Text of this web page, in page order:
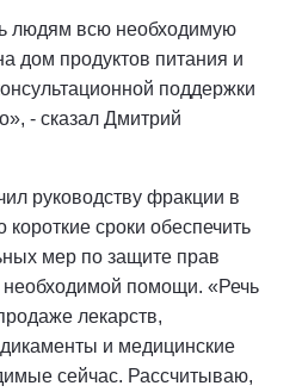
людям всю необходимую
дом продуктов питания и
поддержки
- сказал Дмитрий
руководству фракции в
сроки обеспечить
мер по защите прав
необходимой помощи. «Речь
лекарств,
и медицинские
сейчас. Рассчитываю,